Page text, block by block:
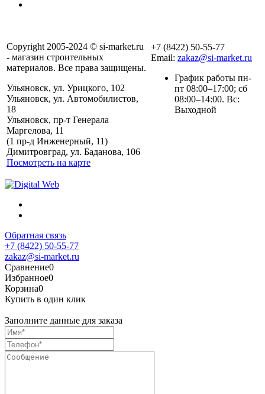
Copyright 2005-2024 © si-market.ru
- магазин строительных
материалов. Все права защищены.
Ульяновск, ул. Урицкого, 102
Ульяновск, ул. Автомобилистов,
18
Ульяновск, пр-т Генерала
Маргелова, 11
(1 пр-д Инженерный, 11)
Димитровград, ул. Баданова, 106
Посмотреть на карте
+7 (8422) 50-55-77
Email: zakaz@si-market.ru
График работы пн-
пт 08:00–17:00; сб
08:00–14:00. Вс:
Выходной
Обратная связь
+7 (8422) 50-55-77
zakaz@si-market.ru
Сравнение0
Избранное0
Корзина0
Купить в один клик
Заполните данные для заказа